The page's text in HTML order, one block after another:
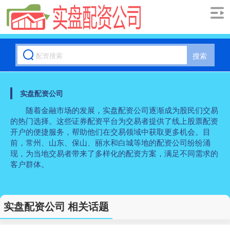
搜索
实盘配资公司
随着金融市场的发展，实盘配资公司逐渐成为股民们交易
的热门选择。这些证券配资平台为交易者提供了线上股票配资
开户的便捷服务，帮助他们在交易领域中获取更多机会。目
前，常州、山东、保山、丽水和白城等地的配资公司纷纷涌
现，为当地交易者带来了多样化的配资方案，满足不同需求的
客户群体。
实盘配资公司 相关话题